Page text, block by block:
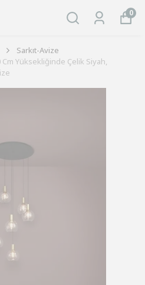
0
Sarkıt-Avize
Cm Yüksekliğinde Çelik Siyah,